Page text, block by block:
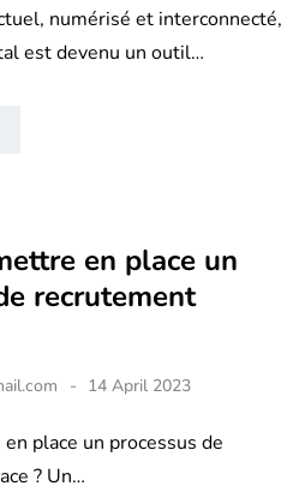
numérisé et interconnecté,
est devenu un outil…
en place un
recrutement
14 April 2023
place un processus de
? Un…